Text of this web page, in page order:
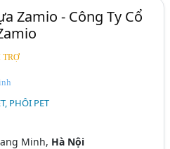
Zamio - Công Ty Cổ
PHÔI PET
Minh, Hà Nội